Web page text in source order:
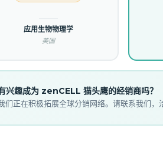
应用生物物理学
美国
兴趣成为 zenCELL 猫头鹰的经销商吗？
们正在积极拓展全球分销网络。请联系我们，